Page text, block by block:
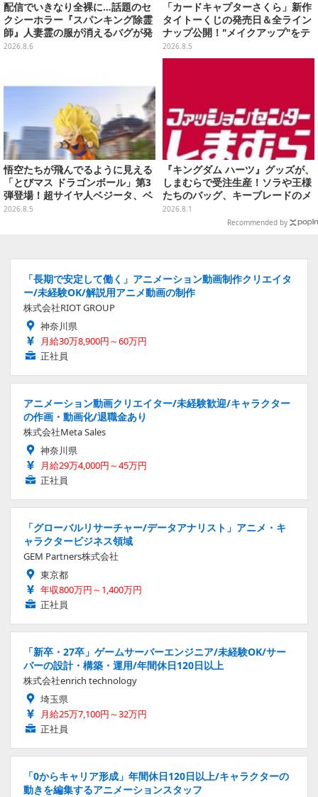
配信でいきなり全裸に…話題のセ
クシーホラー『スパンキング除霊
師』人妻霊の服が消えるバグが発
生。「丸裸になる現象を泣きなが
2026.8.6
「カードキャプターさくら」新作
タイトーくじの発売日＆全ライン
ナップ公開！"メイクアップ"をテ
ーマに、日常でも使いたくなるア
イテムがズラリ
2026.8.5
悟空たちが飛んでるように見える
「とびマス ドラゴンボール」第3
弾登場！超サイヤ人ベジータ、ベ
ジットなど全6種
2026.8.5
『キングダム ハーツ』グッズが、
しまむらで受注生産！ソラや王様
たちのバッグ、キーブレードのメ
ガネケースなど
2026.8.1
Recommended by
「長期で安定して働く」アニメーション動画制作クリエイタ
ー/未経験OK/解説用アニメ動画の制作
株式会社RIOT GROUP
神奈川県
月給30万8,900円～60万円
正社員
アニメーション動画クリエイター/未経験歓迎/キャラクター
の作画・動画化/退職金あり
株式会社Meta Sales
神奈川県
月給29万4,000円～45万円
正社員
「グローバルリサーチャー/データアナリスト」アニメ・キ
ャラクタービジネス領域
GEM Partners株式会社
東京都
年収800万円～1,400万円
正社員
「新卒・27卒」ゲームサーバーエンジニア/未経験OK/サー
バーの設計・構築・運用/年間休日120日以上
株式会社enrich technology
埼玉県
月給25万7,100円～32万円
正社員
「0からキャリア形成」年間休日120日以上/キャラクターの
動きを編集するアニメーションスタッフ